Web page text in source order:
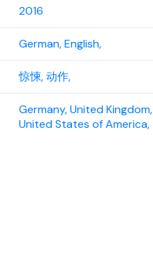
2016
German,English,
惊悚,动作,
Germany,United Kingdom,
United States of America,